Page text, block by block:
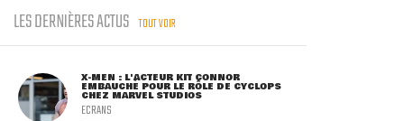
LES DERNIÈRES ACTUS TOUT VOIR
X-MEN : L'ACTEUR KIT CONNOR
EMBAUCHÉ POUR LE RÔLE DE CYCLOPS
CHEZ MARVEL STUDIOS
ECRANS